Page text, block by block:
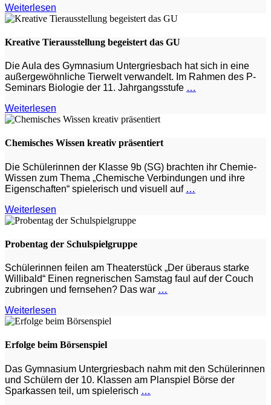
Weiterlesen
Kreative Tierausstellung begeistert das GU
Die Aula des Gymnasium Untergriesbach hat sich in eine
außergewöhnliche Tierwelt verwandelt. Im Rahmen des P-
Seminars Biologie der 11. Jahrgangsstufe …
Weiterlesen
Chemisches Wissen kreativ präsentiert
Die Schülerinnen der Klasse 9b (SG) brachten ihr Chemie-
Wissen zum Thema „Chemische Verbindungen und ihre
Eigenschaften“ spielerisch und visuell auf …
Weiterlesen
Probentag der Schulspielgruppe
Schülerinnen feilen am Theaterstück „Der überaus starke
Willibald“ Einen regnerischen Samstag faul auf der Couch
zubringen und fernsehen? Das war …
Weiterlesen
Erfolge beim Börsenspiel
Das Gymnasium Untergriesbach nahm mit den Schülerinnen
und Schülern der 10. Klassen am Planspiel Börse der
Sparkassen teil, um spielerisch …